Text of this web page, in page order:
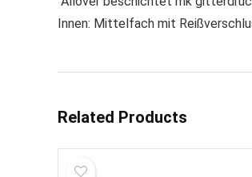
Innen: Mittelfach mit
Related Products